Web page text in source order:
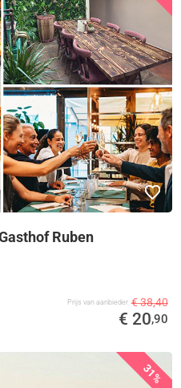
Ruben
Prijs van aanbieder € 38,40
€ 20,90
31%